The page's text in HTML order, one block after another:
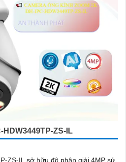
HDW3449TP-ZS-IL
ZS-IL sở hữu độ phân giải 4MP sử